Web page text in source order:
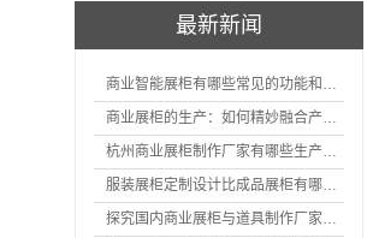
最新新闻
商业智能展柜有哪些常见的功能和神奇之处
商业展柜的生产：如何精妙融合产品特性的艺术探索
杭州商业展柜制作厂家有哪些生产的优势？
服装展柜定制设计比成品展柜有哪些优势
探究国内商业展柜与道具制作厂家的技术实力如何